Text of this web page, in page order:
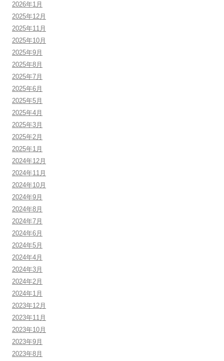
2026年1月
2025年12月
2025年11月
2025年10月
2025年9月
2025年8月
2025年7月
2025年6月
2025年5月
2025年4月
2025年3月
2025年2月
2025年1月
2024年12月
2024年11月
2024年10月
2024年9月
2024年8月
2024年7月
2024年6月
2024年5月
2024年4月
2024年3月
2024年2月
2024年1月
2023年12月
2023年11月
2023年10月
2023年9月
2023年8月